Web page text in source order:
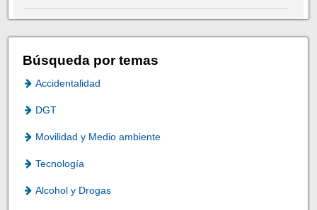
Búsqueda por temas
Accidentalidad
DGT
Movilidad y Medio ambiente
Tecnología
Alcohol y Drogas